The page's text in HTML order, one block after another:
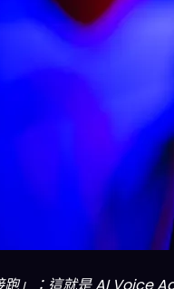
」：這就是 AI Voice